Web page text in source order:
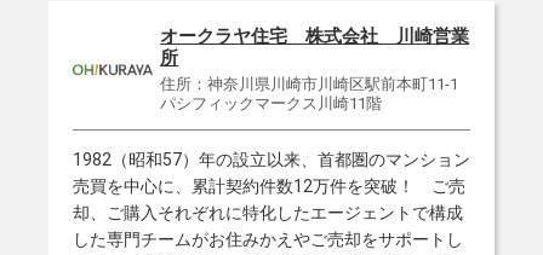
オークラヤ住宅 株式会社 川崎営業
所
住所：神奈川県川崎市川崎区駅前本町11-1
パシフィックマークス川崎11階
1982（昭和57）年の設立以来、首都圏のマンション
売買を中心に、累計契約件数12万件を突破！ ご売
却、ご購入それぞれに特化したエージェントで構成
した専門チームがお住みかえやご売却をサポートし